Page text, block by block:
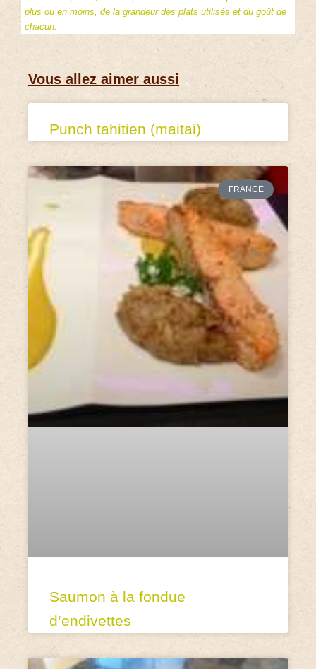
plus ou en moins, de la grandeur des plats utilisés et du goût de
chacun.
Vous allez aimer aussi
Punch tahitien (maitai)
FRANCE
Saumon à la fondue
d’endivettes